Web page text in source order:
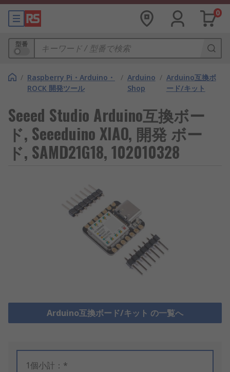
0
型番
/ Raspberry Pi・Arduino・
ROCK 開発ツール
/ Arduino
Shop
/ Arduino互換ボ
ード/キット
Seeed Studio Arduino互換ボー
ド, Seeeduino XIAO, 開発 ボー
ド, SAMD21G18, 102010328
Arduino互換ボード/キット の一覧へ
1個小計：*